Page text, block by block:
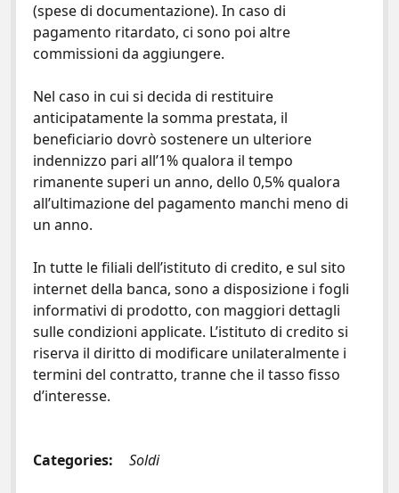
(spese di documentazione). In caso di
pagamento ritardato, ci sono poi altre
commissioni da aggiungere.
Nel caso in cui si decida di restituire
anticipatamente la somma prestata, il
beneficiario dovrò sostenere un ulteriore
indennizzo pari all’1% qualora il tempo
rimanente superi un anno, dello 0,5% qualora
all’ultimazione del pagamento manchi meno di
un anno.
In tutte le filiali dell’istituto di credito, e sul sito
internet della banca, sono a disposizione i fogli
informativi di prodotto, con maggiori dettagli
sulle condizioni applicate. L’istituto di credito si
riserva il diritto di modificare unilateralmente i
termini del contratto, tranne che il tasso fisso
d’interesse.
Categories: Soldi